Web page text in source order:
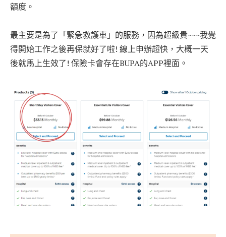
額度。
最主要是為了「緊急救護車」的服務，因為超級貴~~~我覺
得開始工作之後再保就好了啦! 線上申辦超快，大概一天
後就馬上生效了! 保險卡會存在BUPA的APP裡面。